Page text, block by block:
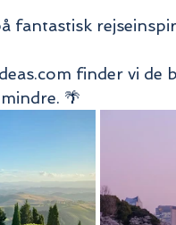
fantastisk
finder vi de
🌴